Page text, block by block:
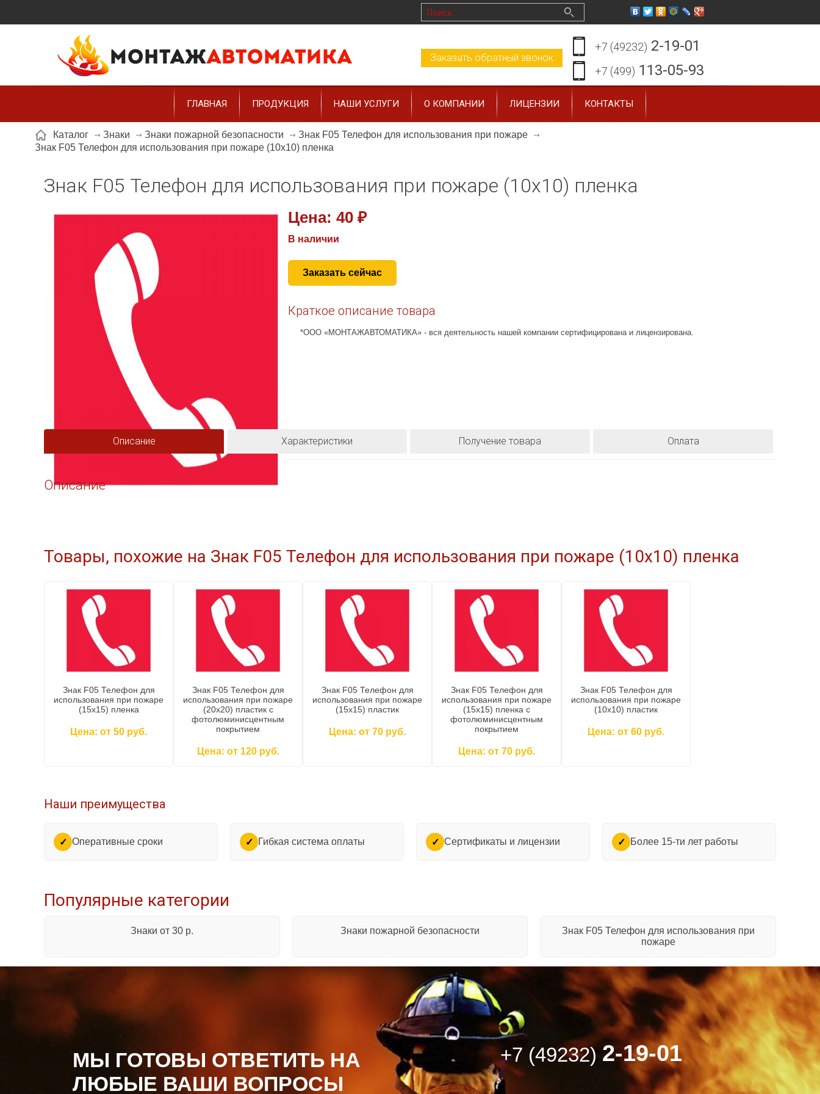
+7 (49232) 2-19-01
+7 (499) 113-05-93
Заказать обратный звонок
ГЛАВНАЯ ПРОДУКЦИЯ НАШИ УСЛУГИ О КОМПАНИИ ЛИЦЕНЗИИ КОНТАКТЫ
Каталог Знаки Знаки пожарной безопасности
Знак F05 Телефон для использования при пожаре
Знак F05 Телефон для использования при пожаре (10x10) пленка
Знак F05 Телефон для использования при пожаре (10x10) пленка
Цена: 40 ₽
В наличии
Заказать сейчас
Краткое описание товара
*ООО «МОНТАЖАВТОМАТИКА» - вся деятельность нашей компании сертифицирована и лицензирована.
Описание Характеристики Получение товара Оплата
Описание
Товары, похожие на Знак F05 Телефон для использования при пожаре (10x10) пленка
Знак F05 Телефон для
использования при пожаре
(15x15) пленка
Цена: от 50 руб.
Знак F05 Телефон для
использования при пожаре
(20x20) пластик c
фотолюминисцентным
покрытием
Цена: от 120 руб.
Знак F05 Телефон для
использования при пожаре
(15x15) пластик
Цена: от 70 руб.
Знак F05 Телефон для
использования при пожаре
(15x15) пленка c
фотолюминисцентным
покрытием
Цена: от 70 руб.
Знак F05 Телефон для
использования при пожаре
(10x10) пластик
Цена: от 60 руб.
Наши преимущества
✓ Оперативные сроки ✓ Гибкая система оплаты ✓ Сертификаты и лицензии ✓ Более 15-ти лет работы
Популярные категории
Знаки от 30 р. Знаки пожарной безопасности
Знак F05 Телефон для использования при
пожаре
МЫ ГОТОВЫ ОТВЕТИТЬ НА
ЛЮБЫЕ ВАШИ ВОПРОСЫ
+7 (49232) 2-19-01